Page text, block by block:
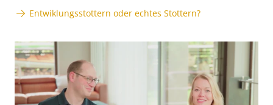
Entwiklungsstottern oder echtes Stottern?